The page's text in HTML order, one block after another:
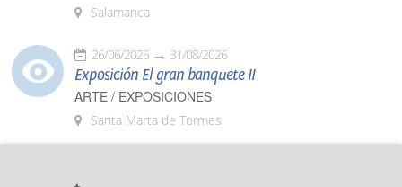
Salamanca
26/06/2026 31/08/2026
Exposición El gran banquete II
ARTE / EXPOSICIONES
Santa Marta de Tormes